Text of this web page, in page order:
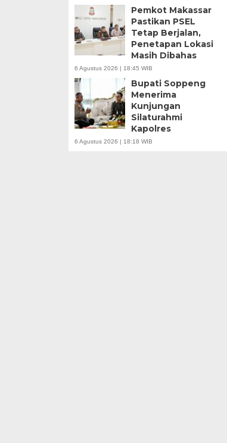
Pemkot Makassar
Pastikan PSEL
Tetap Berjalan,
Penetapan Lokasi
Masih Dibahas
6 Agustus 2026 | 18:45 WIB
Bupati Soppeng
Menerima
Kunjungan
Silaturahmi
Kapolres
6 Agustus 2026 | 18:18 WIB